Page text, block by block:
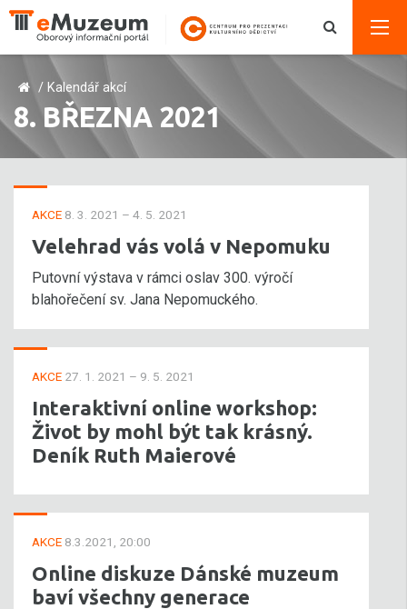
/ Kalendář akcí
8. BŘEZNA 2021
AKCE 8. 3. 2021 – 4. 5. 2021
Velehrad vás volá v Nepomuku
Putovní výstava v rámci oslav 300. výročí
blahořečení sv. Jana Nepomuckého.
AKCE 27. 1. 2021 – 9. 5. 2021
Interaktivní online workshop:
Život by mohl být tak krásný.
Deník Ruth Maierové
AKCE 8.3.2021, 20:00
Online diskuze Dánské muzeum
baví všechny generace